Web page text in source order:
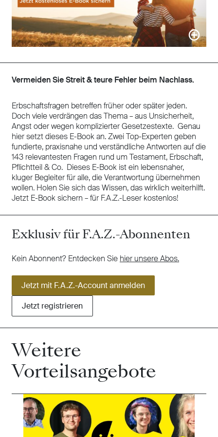
Vermeiden Sie Streit & teure Fehler beim Nachlass.
Erbschaftsfragen betreffen früher oder später jeden.
Doch viele verdrängen das Thema – aus Unsicherheit,
Angst oder wegen komplizierter Gesetzestexte. Genau
hier setzt dieses E-Book an. Zwei Top-Experten geben
fundierte, praxisnahe und verständliche Antworten auf die
143 relevantesten Fragen rund um Testament, Erbschaft,
Pflichtteil & Co. Dieses E-Book ist ein lebensnaher,
kluger Begleiter für alle, die Verantwortung übernehmen
wollen. Holen Sie sich das Wissen, das wirklich weiterhilft.
Jetzt E-Book sichern – für F.A.Z.-Leser kostenlos!
Exklusiv für F.A.Z.-Abonnenten
Kein Abonnent? Entdecken Sie hier unsere Abos.
Jetzt mit F.A.Z.-Account anmelden
Jetzt registrieren
Weitere
Vorteilsangebote